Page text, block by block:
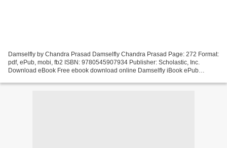
Damselfly by Chandra Prasad Damselfly Chandra Prasad Page: 272 Format:
pdf, ePub, mobi, fb2 ISBN: 9780545907934 Publisher: Scholastic, Inc.
Download eBook Free ebook download online Damselfly iBook ePub